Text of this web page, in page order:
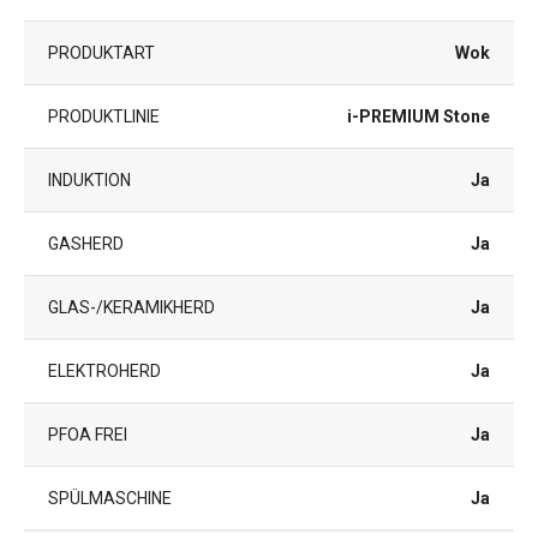
PRODUKTART Wok
PRODUKTLINIE i-PREMIUM Stone
INDUKTION Ja
GASHERD Ja
GLAS-/KERAMIKHERD Ja
ELEKTROHERD Ja
PFOA FREI Ja
SPÜLMASCHINE Ja